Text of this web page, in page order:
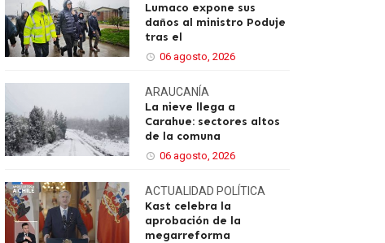
Lumaco expone sus
daños al ministro Poduje
tras el
06 agosto, 2026
ARAUCANÍA
La nieve llega a
Carahue: sectores altos
de la comuna
06 agosto, 2026
ACTUALIDAD POLÍTICA
Kast celebra la
aprobación de la
megarreforma